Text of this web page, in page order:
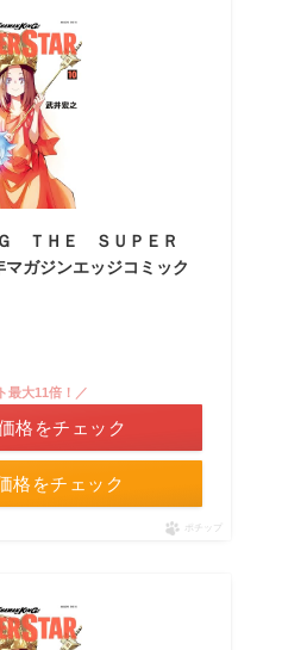
ＴＨＥ ＳＵＰＥＲ
ガジンエッジコミック
格をチェック
最大11倍！／
格をチェック
ポチップ